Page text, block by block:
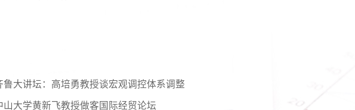
鲁大讲坛：高培勇教授谈宏观调控体系调整
山大学黄新飞教授做客国际经贸论坛